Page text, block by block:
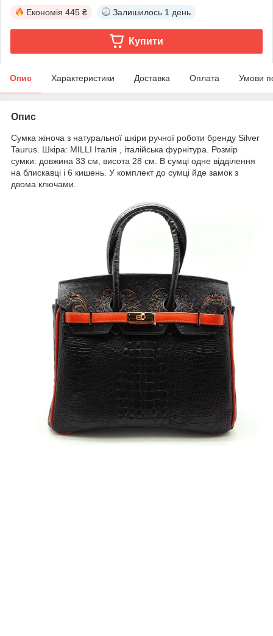
Економія 445 ₴ Залишилось 1 день
Купити
Опис Характеристики Доставка Оплата Умови
Опис
Сумка жіноча з натуральної шкіри ручної роботи бренду Silver
Taurus. Шкіра: MILLI Італія , італійська фурнітура. Розмір
сумки: довжина 33 см, висота 28 cм. В сумці одне відділення
на блискавці і 6 кишень. У комплект до сумці йде замок з
двома ключами.